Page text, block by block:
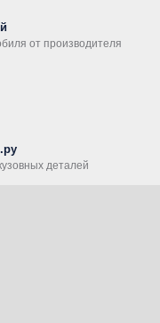
от производителя
деталей